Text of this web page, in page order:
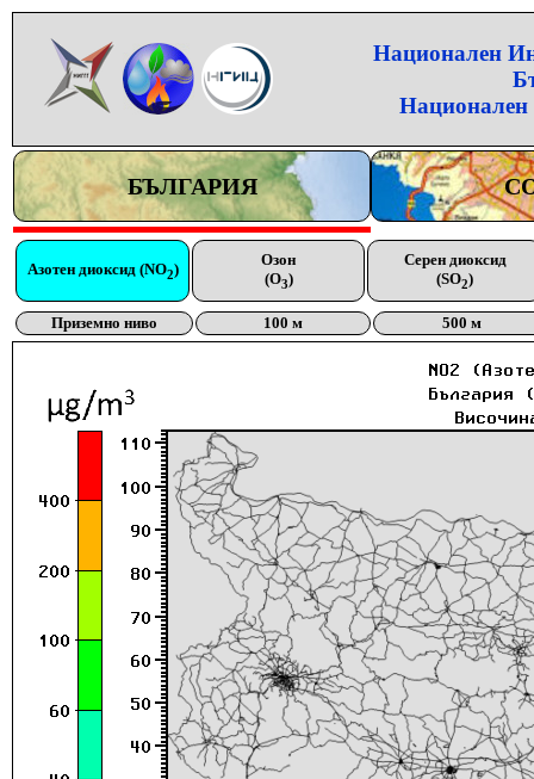
Национален
Национален
БЪЛГАРИЯ
Азотен диоксид (NO2)
Озон
(O3)
Серен диоксид
(SO2)
Приземно ниво 100 м 500 м